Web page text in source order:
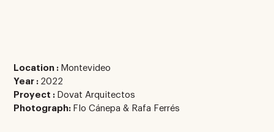
Location : Montevideo
Year : 2022
Proyect : Dovat Arquitectos
Photograph: Flo Cánepa & Rafa Ferrés